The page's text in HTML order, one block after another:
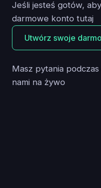
Jeśli jesteś gotów,
darmowe konto tutaj
Utwórz swoje
Masz pytania
nami na żywo